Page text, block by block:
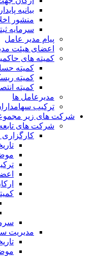
بیانیه
منشور
سرمایه
پیام مدیر عامل
اعضای هیئت
کمیته های
کمیته
کمیته
کمیته
مدیرعامل ها
ترکیب
شرکت های زیر
شرکت های
کارگزاری
مدیریت